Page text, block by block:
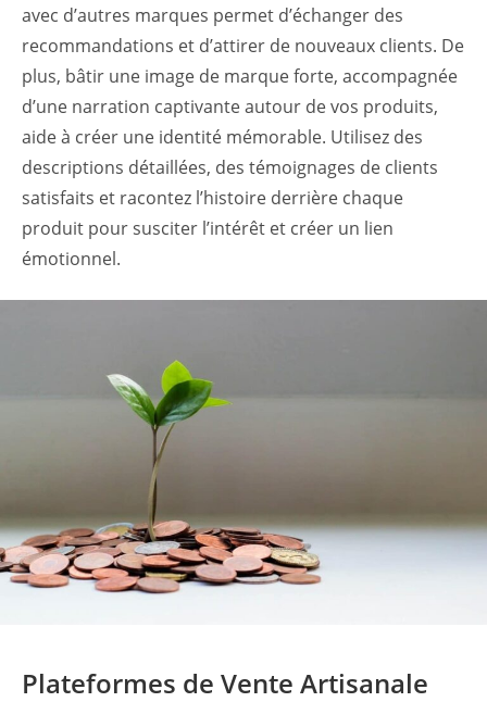
avec d’autres marques permet d’échanger des
recommandations et d’attirer de nouveaux clients. De
plus, bâtir une image de marque forte, accompagnée
d’une narration captivante autour de vos produits,
aide à créer une identité mémorable. Utilisez des
descriptions détaillées, des témoignages de clients
satisfaits et racontez l’histoire derrière chaque
produit pour susciter l’intérêt et créer un lien
émotionnel.
Plateformes de Vente Artisanale